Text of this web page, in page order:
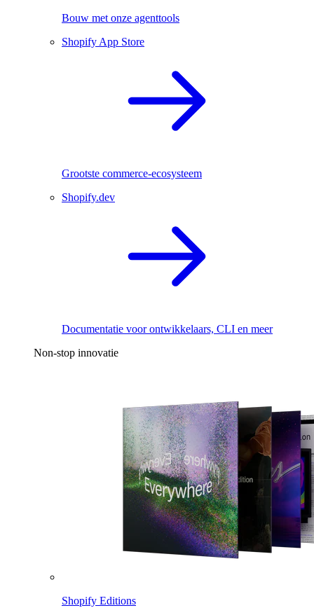
Bouw met onze agenttools
Shopify App Store
Grootste commerce-ecosysteem
Shopify.dev
Documentatie voor ontwikkelaars, CLI en meer
Non-stop innovatie
Shopify Editions